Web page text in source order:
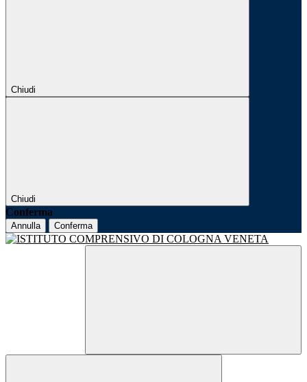
Chiudi
Chiudi
Conferma
Annulla Conferma